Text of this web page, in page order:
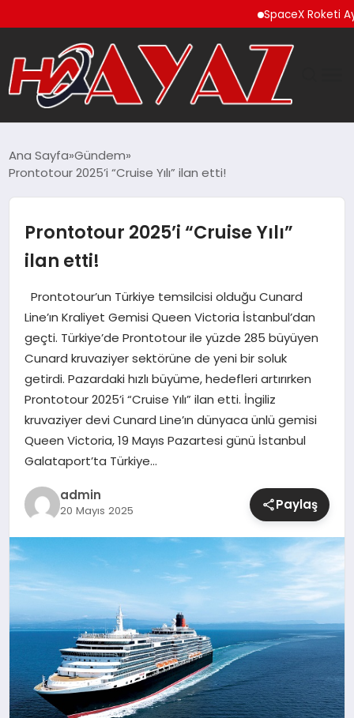
SpaceX Roketi Ay’a
EĞITIM
EKONOMI
SAĞLIK
SIYASET
TEKNOLOJI
YAŞAM
Ana Sayfa Gündem
Prontotour 2025’i “Cruise Yılı” ilan etti!
Prontotour 2025’i “Cruise Yılı”
ilan etti!
Prontotour’un Türkiye temsilcisi olduğu Cunard
Line’ın Kraliyet Gemisi Queen Victoria İstanbul’dan
geçti. Türkiye’de Prontotour ile yüzde 285 büyüyen
Cunard kruvaziyer sektörüne de yeni bir soluk
getirdi. Pazardaki hızlı büyüme, hedefleri artırırken
Prontotour 2025’i “Cruise Yılı” ilan etti. İngiliz
kruvaziyer devi Cunard Line’ın dünyaca ünlü gemisi
Queen Victoria, 19 Mayıs Pazartesi günü İstanbul
Galataport’ta Türkiye…
admin
20 Mayıs 2025 Paylaş